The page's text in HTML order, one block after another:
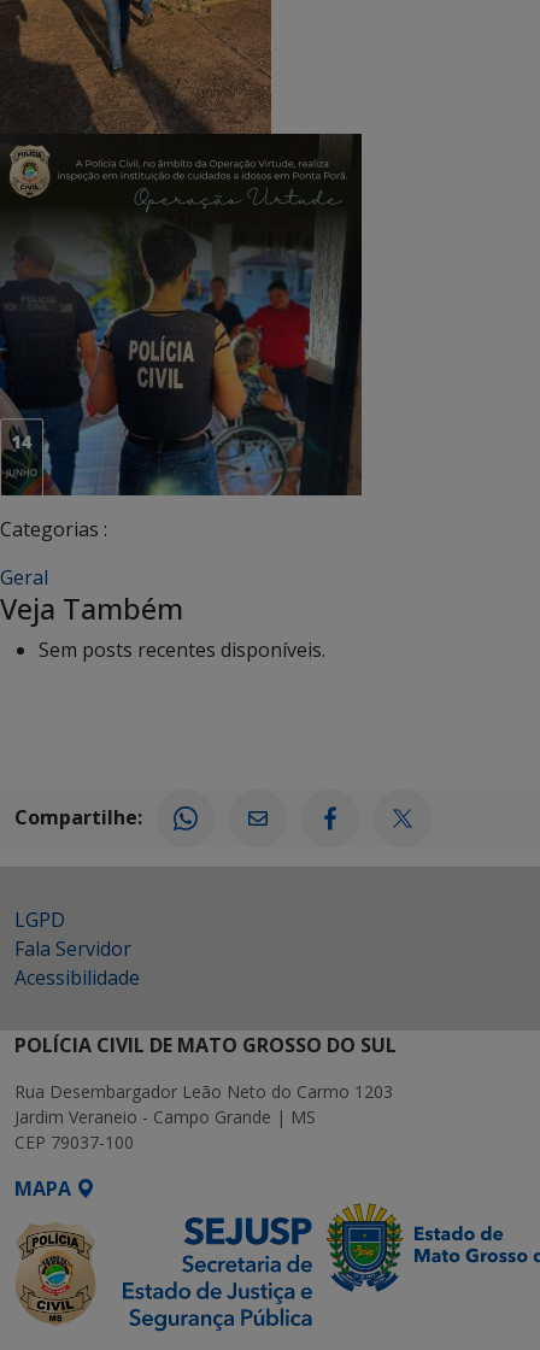
Categorias :
Geral
Veja Também
Sem posts recentes disponíveis.
Compartilhe:
LGPD
Fala Servidor
Acessibilidade
POLÍCIA CIVIL DE MATO GROSSO DO SUL
Rua Desembargador Leão Neto do Carmo 1203
Jardim Veraneio - Campo Grande | MS
CEP 79037-100
MAPA